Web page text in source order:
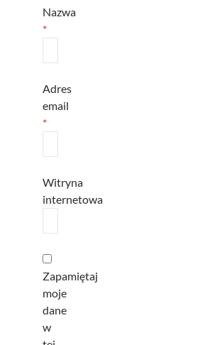
Nazwa
*
Adres
email
*
Witryna
internetowa
Zapamiętaj
moje
dane
w